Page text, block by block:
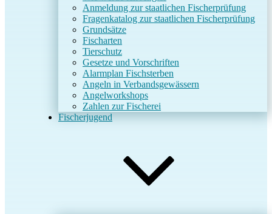
Anmeldung zur staatlichen Fischerprüfung
Fragenkatalog zur staatlichen Fischerprüfung
Grundsätze
Fischarten
Tierschutz
Gesetze und Vorschriften
Alarmplan Fischsterben
Angeln in Verbandsgewässern
Angelworkshops
Zahlen zur Fischerei
Fischerjugend